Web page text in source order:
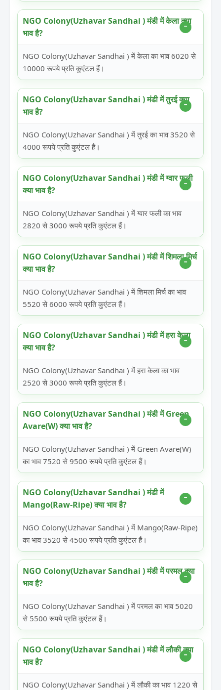
NGO Colony(Uzhavar Sandhai ) मंडी में केला क्या
भाव है?
NGO Colony(Uzhavar Sandhai ) में केला का भाव 6020 से
10000 रूपये प्रति कुएंटल हैं।
NGO Colony(Uzhavar Sandhai ) मंडी में तुरई क्या
भाव है?
NGO Colony(Uzhavar Sandhai ) में तुरई का भाव 3520 से
4000 रूपये प्रति कुएंटल हैं।
NGO Colony(Uzhavar Sandhai ) मंडी में ग्वार फली
क्या भाव है?
NGO Colony(Uzhavar Sandhai ) में ग्वार फली का भाव
2820 से 3000 रूपये प्रति कुएंटल हैं।
NGO Colony(Uzhavar Sandhai ) मंडी में शिमला मिर्च
क्या भाव है?
NGO Colony(Uzhavar Sandhai ) में शिमला मिर्च का भाव
5520 से 6000 रूपये प्रति कुएंटल हैं।
NGO Colony(Uzhavar Sandhai ) मंडी में हरा केला
क्या भाव है?
NGO Colony(Uzhavar Sandhai ) में हरा केला का भाव
2520 से 3000 रूपये प्रति कुएंटल हैं।
NGO Colony(Uzhavar Sandhai ) मंडी में Green
Avare(W) क्या भाव है?
NGO Colony(Uzhavar Sandhai ) में Green Avare(W)
का भाव 7520 से 9500 रूपये प्रति कुएंटल हैं।
NGO Colony(Uzhavar Sandhai ) मंडी में
Mango(Raw-Ripe) क्या भाव है?
NGO Colony(Uzhavar Sandhai ) में Mango(Raw-Ripe)
का भाव 3520 से 4500 रूपये प्रति कुएंटल हैं।
NGO Colony(Uzhavar Sandhai ) मंडी में परमल क्या
भाव है?
NGO Colony(Uzhavar Sandhai ) में परमल का भाव 5020
से 5500 रूपये प्रति कुएंटल हैं।
NGO Colony(Uzhavar Sandhai ) मंडी में लौकी क्या
भाव है?
NGO Colony(Uzhavar Sandhai ) में लौकी का भाव 1220 से